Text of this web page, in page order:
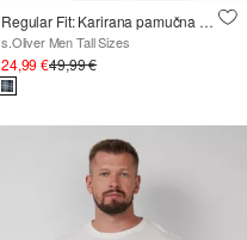
Regular Fit: Karirana pamučna košulja s ovratnikom na kopčanje
s.Oliver Men Tall Sizes
24,99 €49,99 €